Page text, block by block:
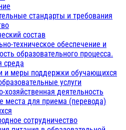
стандарты и требования
состав
техническое обеспечение и
образовательного процесса.
среда
и меры поддержки обучающихся
услуги
хозяйственная деятельность
места для приема (перевода)
сотрудничество